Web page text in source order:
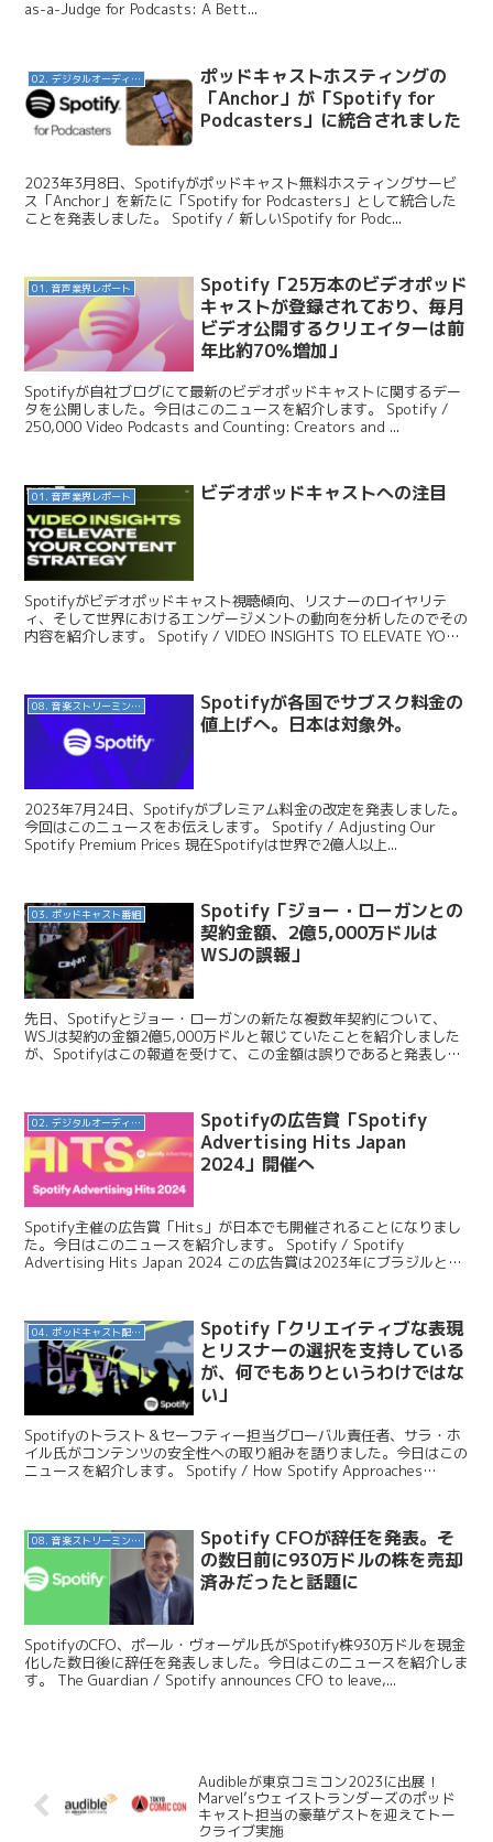
as-a-Judge for Podcasts: A Bett...
02. デジタルオーディオ広告（音声広告）
ポッドキャストホスティングの
「Anchor」が「Spotify for
Podcasters」に統合されました
2023年3月8日、Spotifyがポッドキャスト無料ホスティングサービ
ス「Anchor」を新たに「Spotify for Podcasters」として統合した
ことを発表しました。 Spotify / 新しいSpotify for Podc...
01. 音声業界レポート
Spotify「25万本のビデオポッド
キャストが登録されており、毎月
ビデオ公開するクリエイターは前
年比約70％増加」
Spotifyが自社ブログにて最新のビデオポッドキャストに関するデー
タを公開しました。今日はこのニュースを紹介します。 Spotify /
250,000 Video Podcasts and Counting: Creators and ...
01. 音声業界レポート ビデオポッドキャストへの注目
Spotifyがビデオポッドキャスト視聴傾向、リスナーのロイヤリテ
ィ、そして世界におけるエンゲージメントの動向を分析したのでその
内容を紹介します。 Spotify / VIDEO INSIGHTS TO ELEVATE YOUR
08. 音楽ストリーミングサービス
Spotifyが各国でサブスク料金の
値上げへ。日本は対象外。
2023年7月24日、Spotifyがプレミアム料金の改定を発表しました。
今回はこのニュースをお伝えします。 Spotify / Adjusting Our
Spotify Premium Prices 現在Spotifyは世界で2億人以上...
03. ポッドキャスト番組
Spotify「ジョー・ローガンとの
契約金額、2億5,000万ドルは
WSJの誤報」
先日、Spotifyとジョー・ローガンの新たな複数年契約について、
WSJは契約の金額2億5,000万ドルと報じていたことを紹介しました
が、Spotifyはこの報道を受けて、この金額は誤りであると発表しま
02. デジタルオーディオ広告（音声広告）
Spotifyの広告賞「Spotify
Advertising Hits Japan
2024」開催へ
Spotify主催の広告賞「Hits」が日本でも開催されることになりまし
た。今日はこのニュースを紹介します。 Spotify / Spotify
Advertising Hits Japan 2024 この広告賞は2023年にブラジルとメ
04. ポッドキャスト配信・制作等
Spotify「クリエイティブな表現
とリスナーの選択を支持している
が、何でもありというわけではな
い」
Spotifyのトラスト＆セーフティー担当グローバル責任者、サラ・ホ
イル氏がコンテンツの安全性への取り組みを語りました。今日はこの
ニュースを紹介します。 Spotify / How Spotify Approaches
08. 音楽ストリーミングサービス
Spotify CFOが辞任を発表。そ
の数日前に930万ドルの株を売却
済みだったと話題に
SpotifyのCFO、ポール・ヴォーゲル氏がSpotify株930万ドルを現金
化した数日後に辞任を発表しました。今日はこのニュースを紹介しま
す。 The Guardian / Spotify announces CFO to leave,...
Audibleが東京コミコン2023に出展！
Marvel’sウェイストランダーズのポッド
キャスト担当の豪華ゲストを迎えてトー
クライブ実施